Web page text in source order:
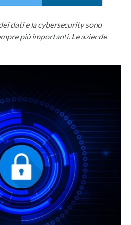
dati e la cybersecurity sono
più importanti. Le aziende